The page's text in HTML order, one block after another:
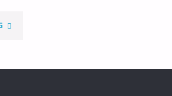
"OS
MADALENA